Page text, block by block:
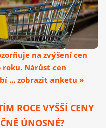
na zvýšení cen
Nárůst cen
... zobrazit anketu »
ROCE VYŠŠÍ CENY
ÚNOSNÉ?